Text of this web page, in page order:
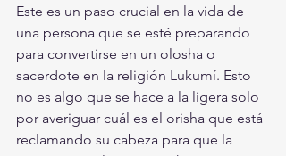
Este es un paso crucial en la vida de
una persona que se esté preparando
para convertirse en un olosha o
sacerdote en la religión Lukumí. Esto
no es algo que se hace a la ligera solo
por averiguar cuál es el orisha que está
reclamando su cabeza para que la